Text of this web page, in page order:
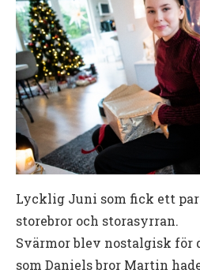
Lycklig Juni som fick ett
storebror och storasyrran.
Svärmor blev nostalgisk för
som Daniels bror Martin